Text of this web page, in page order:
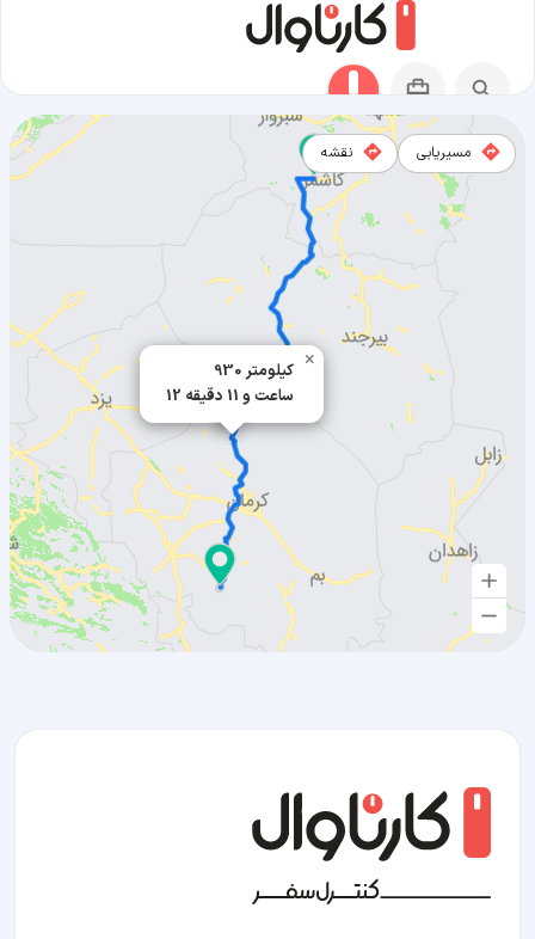
930 کیلومتر
12 ساعت و 11 دقیقه
×
مسیریابی نقشه
مسیر خلیل آباد به بافت